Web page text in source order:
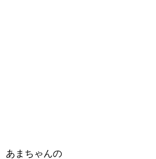
あまちゃんの